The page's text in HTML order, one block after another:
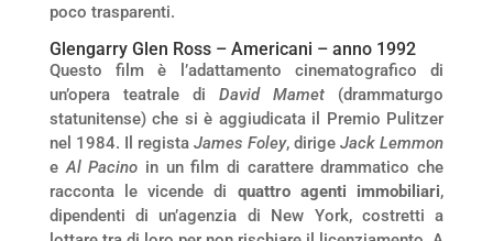
poco trasparenti.
Glengarry Glen Ross – Americani – anno 1992
Questo film è l’adattamento cinematografico di
un’opera teatrale diDavid Mamet (drammaturgo
statunitense) che si è aggiudicata il Premio Pulitzer
nel 1984. Il regista James Foley, dirigeJack Lemmon
eAl Pacino in un film di carattere drammatico che
racconta le vicende di quattro agenti immobiliari,
dipendenti di un’agenzia di New York, costretti a